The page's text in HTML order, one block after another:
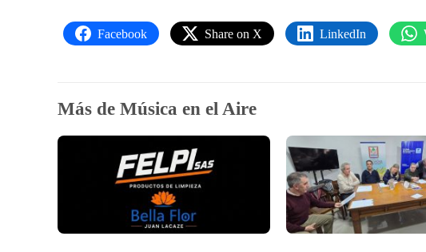
Facebook Share on X LinkedIn
Más de Música en el Aire